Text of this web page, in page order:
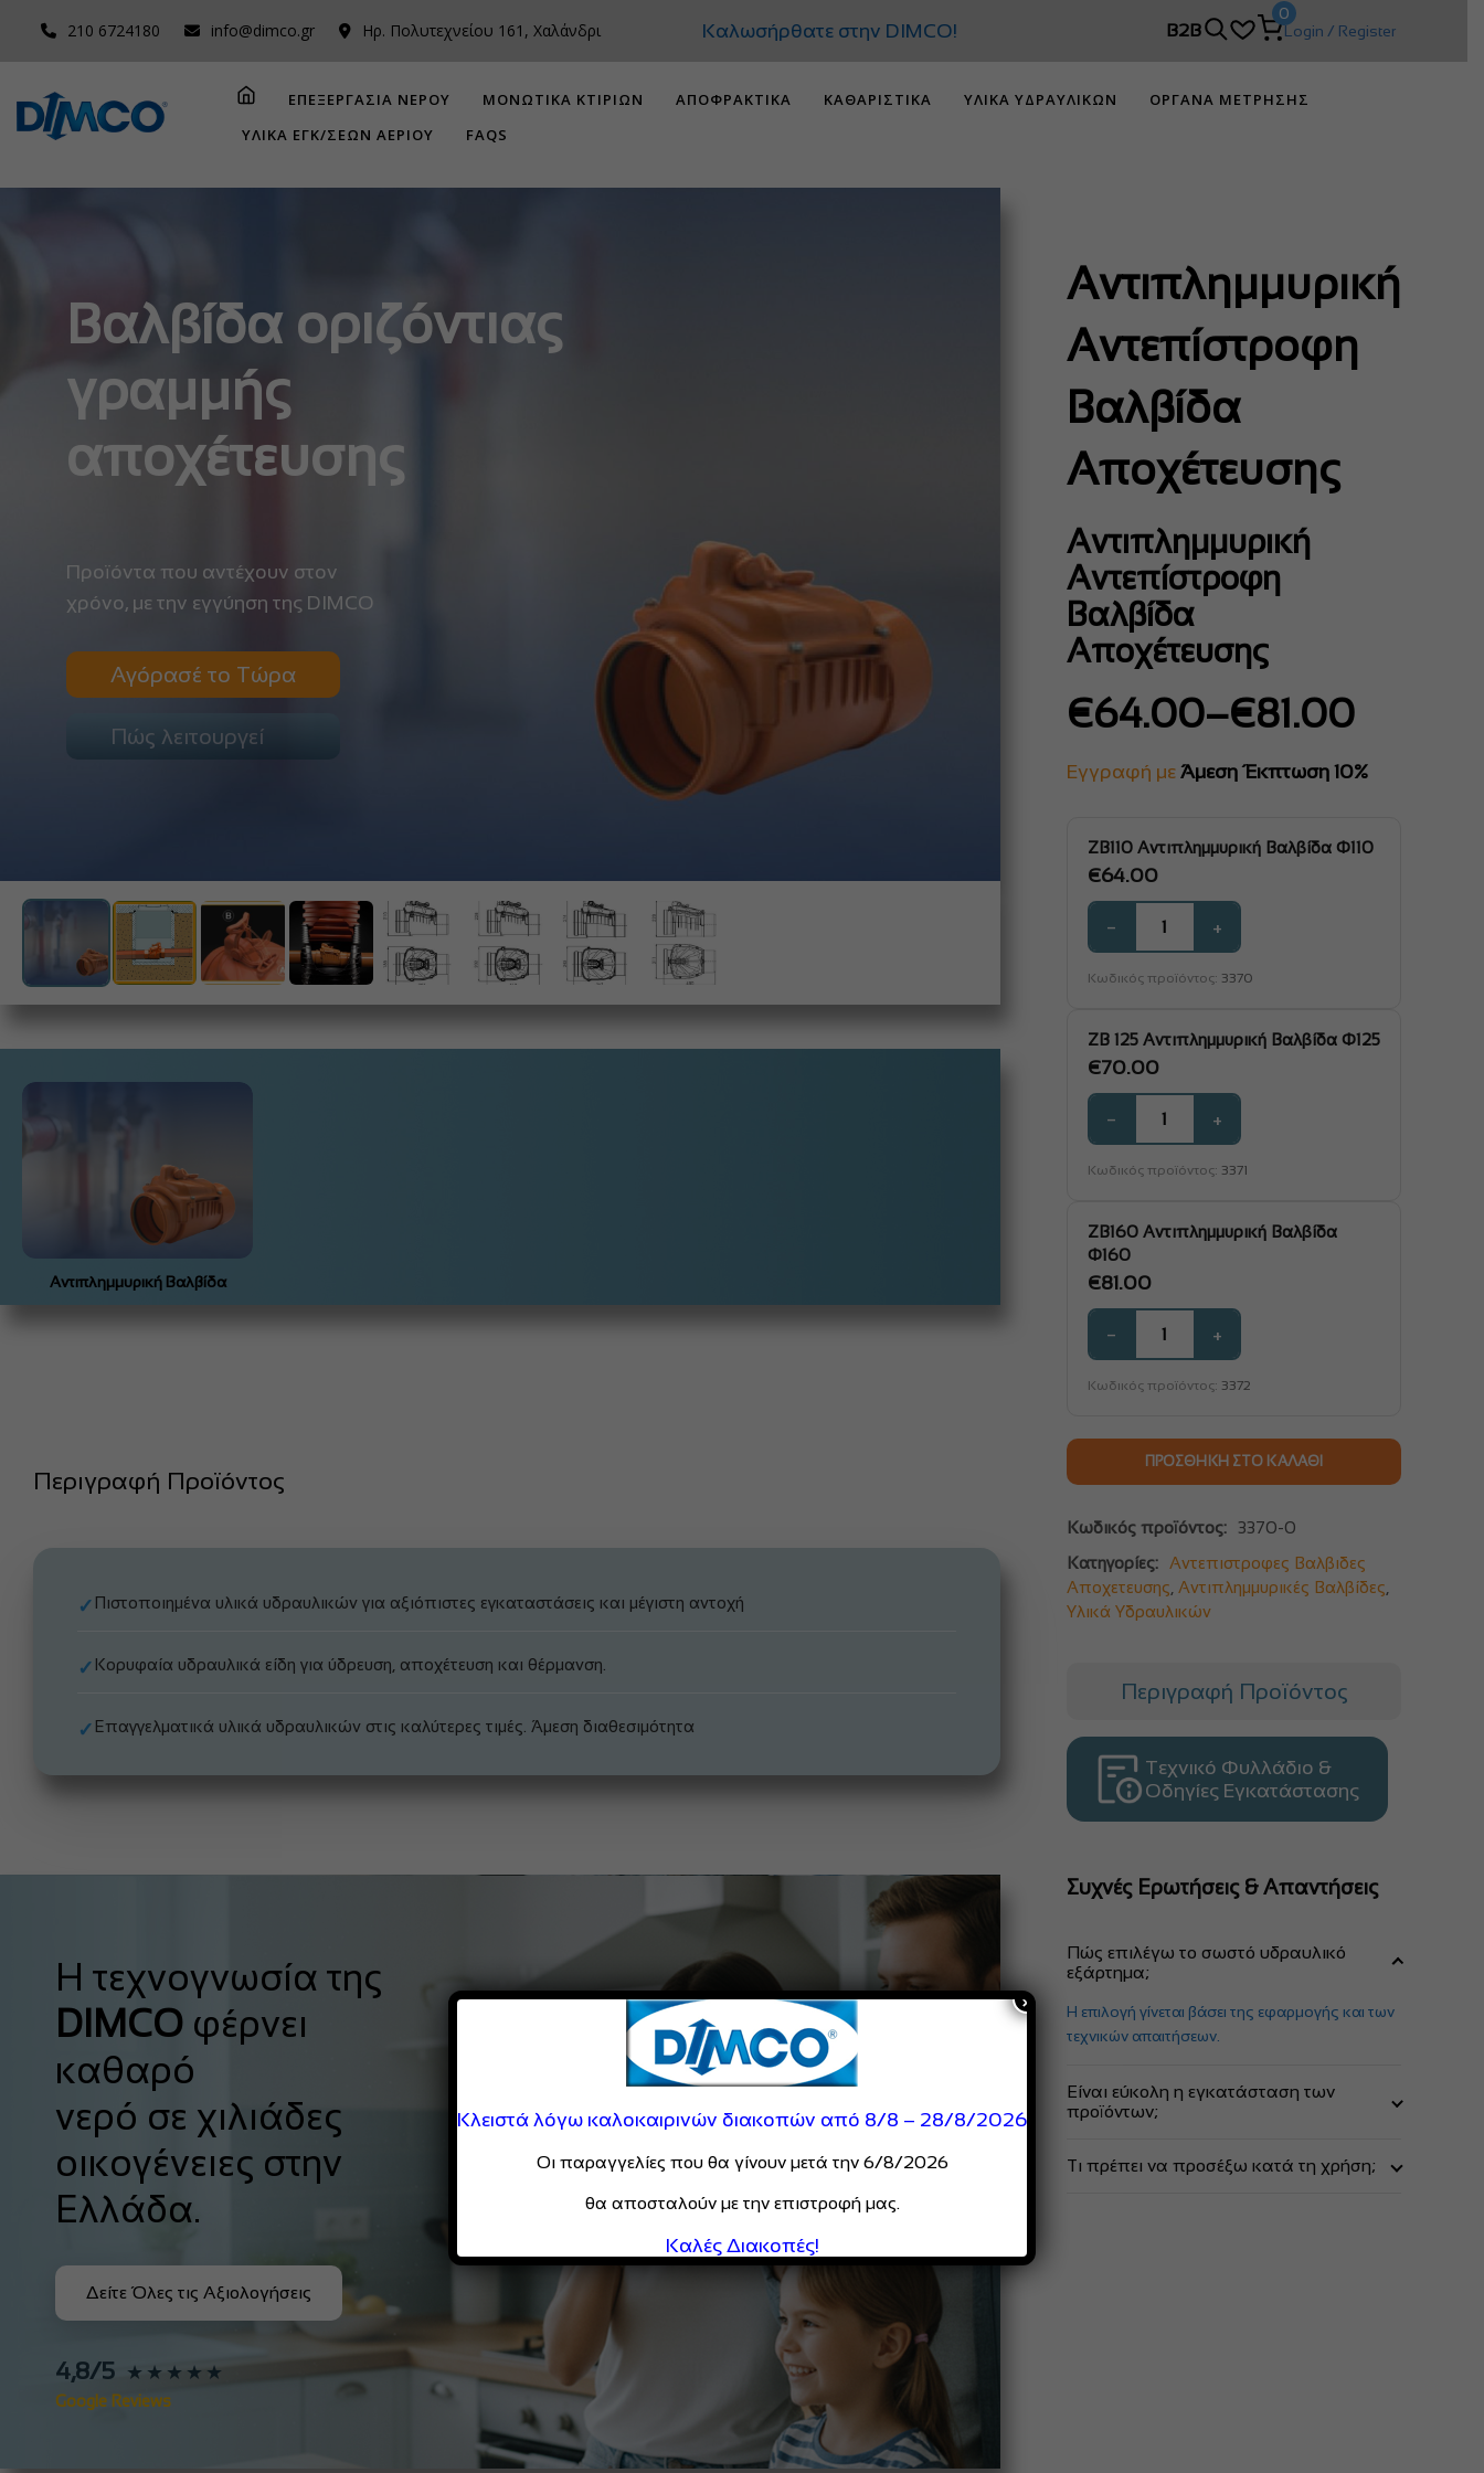
210 6724180 info@dimco.gr Ηρ. Πολυτεχνείου 161, Χαλάνδρι Καλωσήρθατε στην DIMCO! B2B
0
Login / Register
ΕΠΕΞΕΡΓΑΣΙΑ ΝΕΡΟΥ ΜΟΝΩΤΙΚΑ ΚΤΙΡΙΩΝ ΑΠΟΦΡΑΚΤΙΚΑ ΚΑΘΑΡΙΣΤΙΚΑ ΥΛΙΚΑ ΥΔΡΑΥΛΙΚΩΝ
ΟΡΓΑΝΑ ΜΕΤΡΗΣΗΣ
ΥΛΙΚΑ ΕΓΚ/ΣΕΩΝ ΑΕΡΙΟΥ
FAQS
Βαλβίδα οριζόντιας
γραμμής
αποχέτευσης
Προϊόντα που αντέχουν στον
χρόνο, με την εγγύηση της DIMCO
Αγόρασέ το Τώρα
Πώς λειτουργεί
Αντιπλημμυρική Βαλβίδα
Περιγραφή Προϊόντος
✓ Πιστοποιημένα υλικά υδραυλικών για αξιόπιστες εγκαταστάσεις και μέγιστη αντοχή
✓ Κορυφαία υδραυλικά είδη για ύδρευση, αποχέτευση και θέρμανση.
✓ Επαγγελματικά υλικά υδραυλικών στις καλύτερες τιμές. Άμεση διαθεσιμότητα
Η τεχνογνωσία της
DIMCO φέρνει
καθαρό
νερό σε χιλιάδες
οικογένειες στην
Ελλάδα.
Δείτε Όλες τις Αξιολογήσεις
4,8/5 ★★★★★
Google Reviews
Αντιπλημμυρική
Αντεπίστροφη
Βαλβίδα
Αποχέτευσης
Αντιπλημμυρική
Αντεπίστροφη
Βαλβίδα
Αποχέτευσης
€64.00–€81.00
Price
range:
€64.00
through
Εγγραφή με Άμεση Έκπτωση 10%
ZB110 Αντιπλημμυρική Βαλβίδα Φ110
€64.00
− +
Κωδικός προϊόντος: 3370
ZB 125 Αντιπλημμυρική Βαλβίδα Φ125
€70.00
− +
Κωδικός προϊόντος: 3371
ZB160 Αντιπλημμυρική Βαλβίδα
Φ160
€81.00
− +
Κωδικός προϊόντος: 3372
ΠΡΟΣΘΉΚΗ ΣΤΟ ΚΑΛΆΘΙ
Κωδικός προϊόντος:
3370-0
Κατηγορίες:
Αντεπιστροφες Βαλβιδες
Αποχετευσης Αντιπλημμυρικές Βαλβίδες
Υλικά Υδραυλικών
Περιγραφή Προϊόντος
Τεχνικό Φυλλάδιο &
Οδηγίες Εγκατάστασης
Συχνές Ερωτήσεις & Απαντήσεις
Πώς επιλέγω το σωστό υδραυλικό
εξάρτημα;
Η επιλογή γίνεται βάσει της εφαρμογής και των
τεχνικών απαιτήσεων.
Είναι εύκολη η εγκατάσταση των
προϊόντων;
τις σωστές οδηγίες.
Τι πρέπει να προσέξω κατά τη χρήση;
Κλειστά λόγω καλοκαιρινών διακοπών από 8/8 – 28/8/2026
Οι παραγγελίες που θα γίνουν μετά την 6/8/2026
θα αποσταλούν με την επιστροφή μας.
Καλές Διακοπές!
×